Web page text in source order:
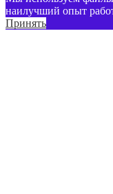
наилучший опыт
Принять